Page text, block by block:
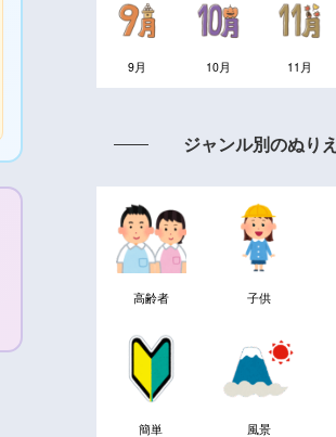
9月 10月 11月
ジャンル別のぬりえ
高齢者 子供
簡単 風景